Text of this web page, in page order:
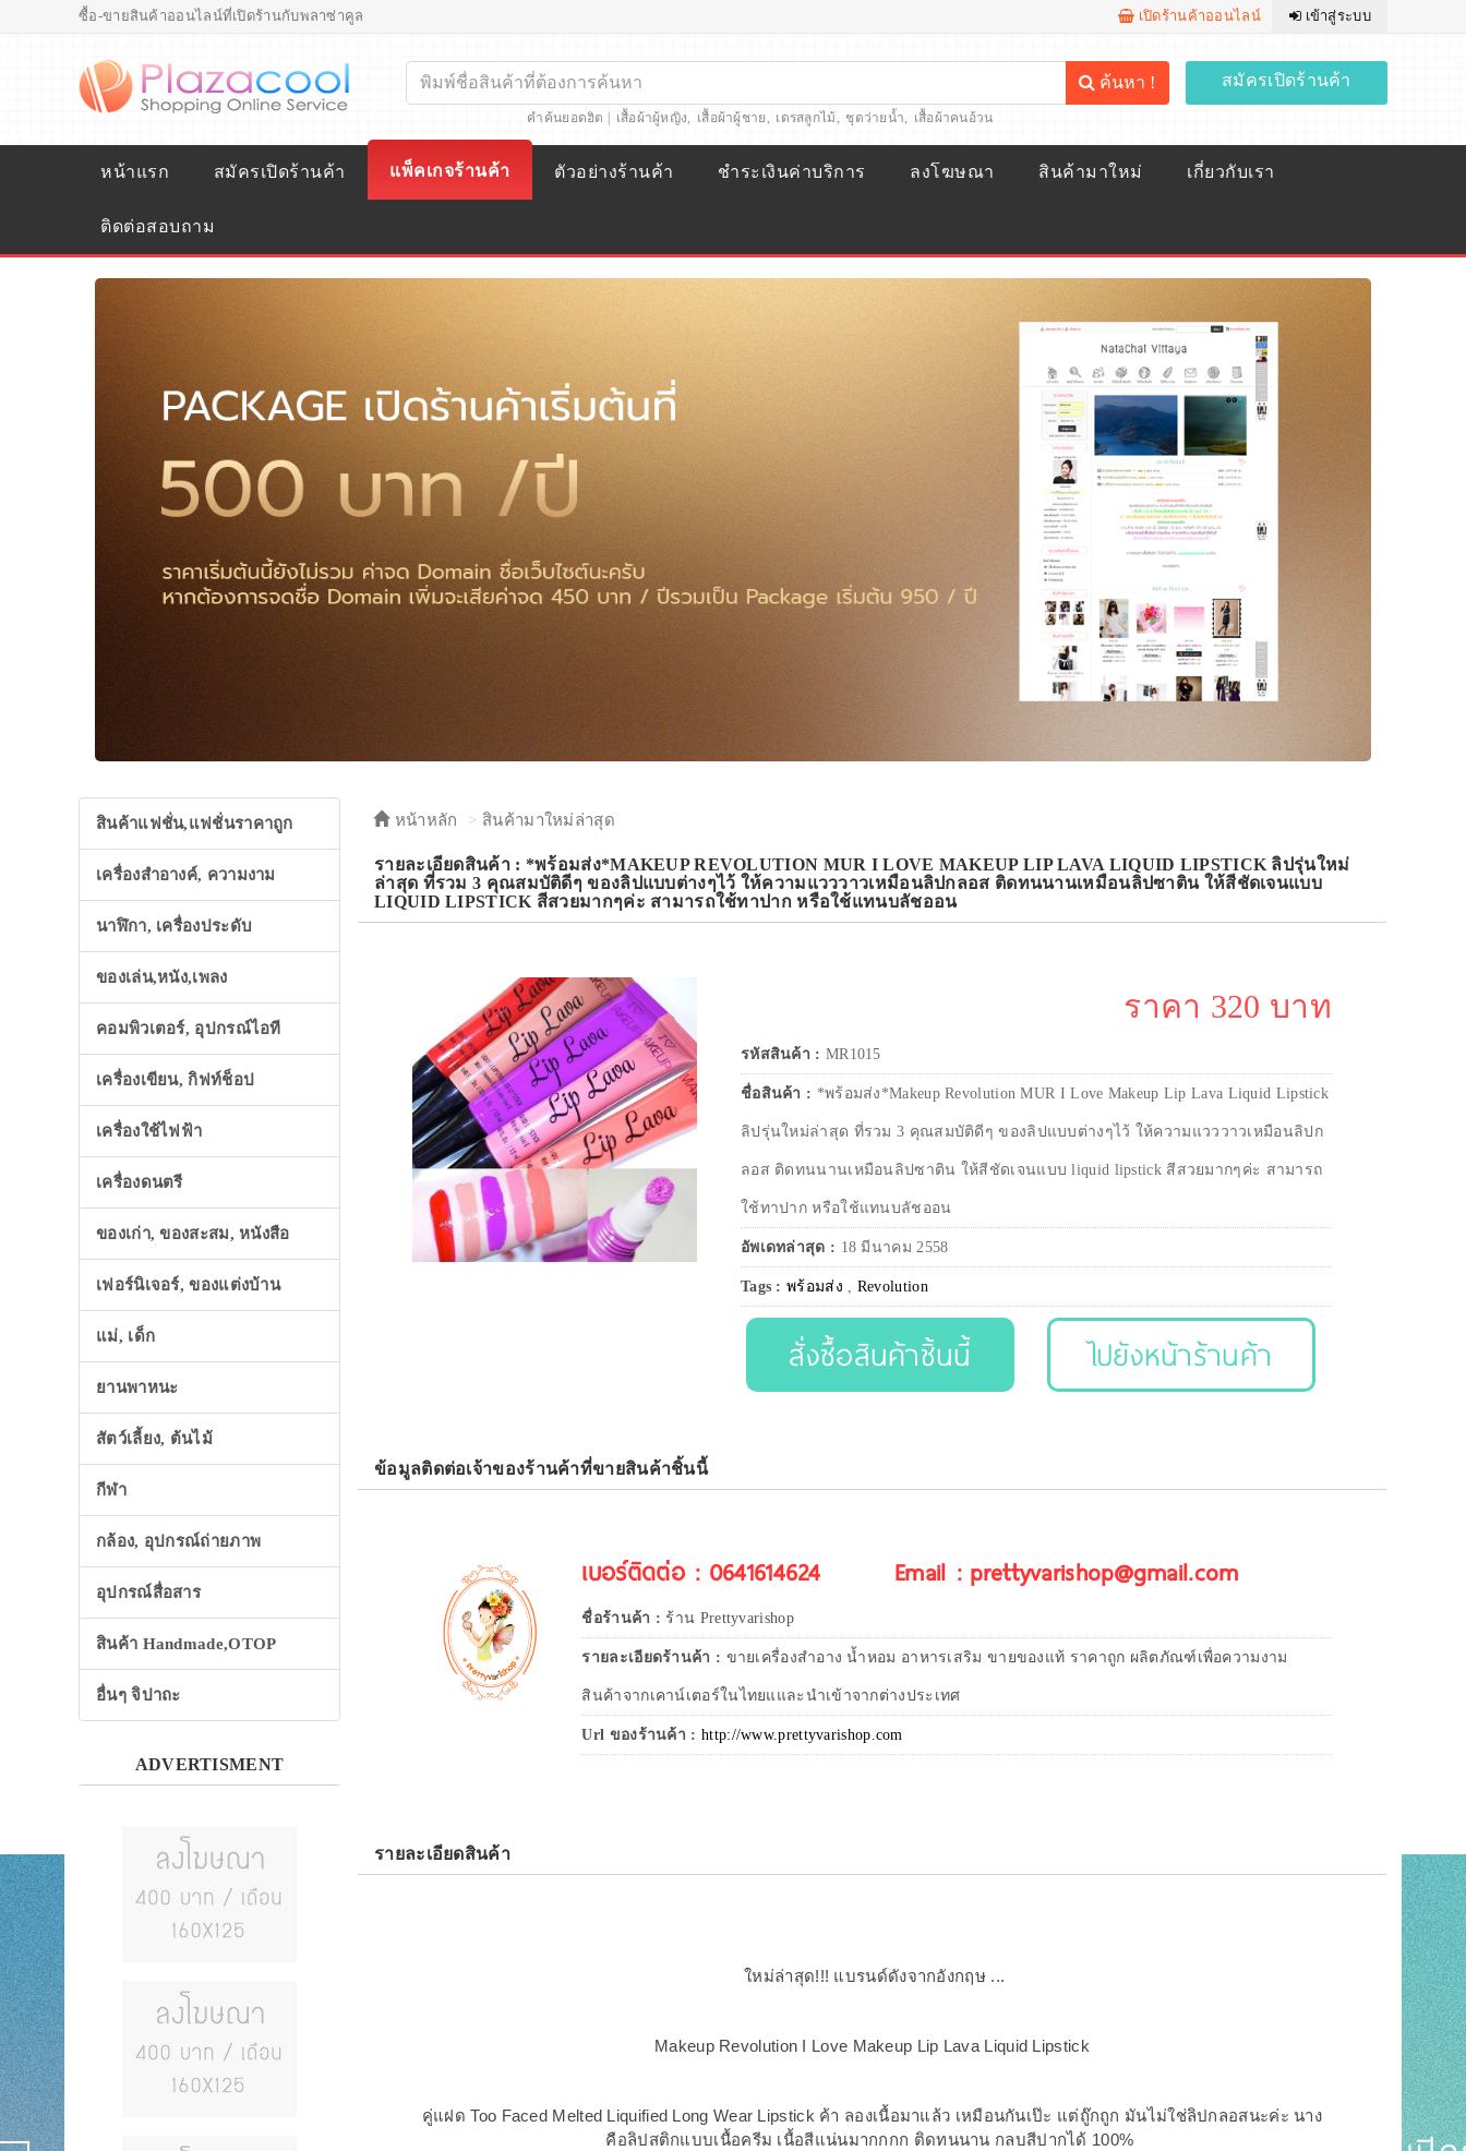
ซื้อ-ขายสินค้าออนไลน์ที่เปิดร้านกับพลาซ่าคูล เปิดร้านค้าออนไลน์ เข้าสู่ระบบ
ค้นหา !
คำค้นยอดฮิต | เสื้อผ้าผู้หญิง, เสื้อผ้าผู้ชาย, เดรสลูกไม้, ชุดว่ายน้ำ, เสื้อผ้าคนอ้วน
สมัครเปิดร้านค้า
หน้าแรก สมัครเปิดร้านค้า แพ็คเกจร้านค้า ตัวอย่างร้านค้า ชำระเงินค่าบริการ ลงโฆษณา สินค้ามาใหม่ เกี่ยวกับเรา
ติดต่อสอบถาม
สินค้าแฟชั่น,แฟชั่นราคาถูก
เครื่องสำอางค์, ความงาม
นาฬิกา, เครื่องประดับ
ของเล่น,หนัง,เพลง
คอมพิวเตอร์, อุปกรณ์ไอที
เครื่องเขียน, กิฟท์ช็อป
เครื่องใช้ไฟฟ้า
เครื่องดนตรี
ของเก่า, ของสะสม, หนังสือ
เฟอร์นิเจอร์, ของแต่งบ้าน
แม่, เด็ก
ยานพาหนะ
สัตว์เลี้ยง, ต้นไม้
กีฬา
กล้อง, อุปกรณ์ถ่ายภาพ
อุปกรณ์สื่อสาร
สินค้า Handmade,OTOP
อื่นๆ จิปาถะ
ADVERTISMENT
หน้าหลัก สินค้ามาใหม่ล่าสุด
รายละเอียดสินค้า : *พร้อมส่ง*MAKEUP REVOLUTION MUR I LOVE MAKEUP LIP LAVA LIQUID LIPSTICK ลิปรุ่นใหม่
ล่าสุด ที่รวม 3 คุณสมบัติดีๆ ของลิปแบบต่างๆไว้ ให้ความแวววาวเหมือนลิปกลอส ติดทนนานเหมือนลิปซาติน ให้สีชัดเจนแบบ
LIQUID LIPSTICK สีสวยมากๆค่ะ สามารถใช้ทาปาก หรือใช้แทนบลัชออน
ราคา 320 บาท
รหัสสินค้า : MR1015
ชื่อสินค้า : *พร้อมส่ง*Makeup Revolution MUR I Love Makeup Lip Lava Liquid Lipstick
ลิปรุ่นใหม่ล่าสุด ที่รวม 3 คุณสมบัติดีๆ ของลิปแบบต่างๆไว้ ให้ความแวววาวเหมือนลิปก
ลอส ติดทนนานเหมือนลิปซาติน ให้สีชัดเจนแบบ liquid lipstick สีสวยมากๆค่ะ สามารถ
ใช้ทาปาก หรือใช้แทนบลัชออน
อัพเดทล่าสุด : 18 มีนาคม 2558
Tags :พร้อมส่ง , Revolution
สั่งซื้อสินค้าชิ้นนี้ ไปยังหน้าร้านค้า
ข้อมูลติดต่อเจ้าของร้านค้าที่ขายสินค้าชิ้นนี้
เบอร์ติดต่อ : 0641614624 Email : prettyvarishop@gmail.com
ชื่อร้านค้า : ร้าน Prettyvarishop
รายละเอียดร้านค้า : ขายเครื่องสำอาง น้ำหอม อาหารเสริม ขายของแท้ ราคาถูก ผลิตภัณฑ์เพื่อความงาม
สินค้าจากเคาน์เตอร์ในไทยแและนำเข้าจากต่างประเทศ
Url ของร้านค้า : http://www.prettyvarishop.com
รายละเอียดสินค้า
ใหม่ล่าสุด!!! แบรนด์ดังจากอังกฤษ ...
Makeup Revolution I Love Makeup Lip Lava Liquid Lipstick
คู่แฝด Too Faced Melted Liquified Long Wear Lipstick ค้า ลองเนื้อมาแล้ว เหมือนกันเป๊ะ แต่ถู๊กถูก มันไม่ใช่ลิปกลอสนะค่ะ นาง
คือลิปสติกแบบเนื้อครีม เนื้อสีแน่นมากกกก ติดทนนาน กลบสีปากได้ 100%